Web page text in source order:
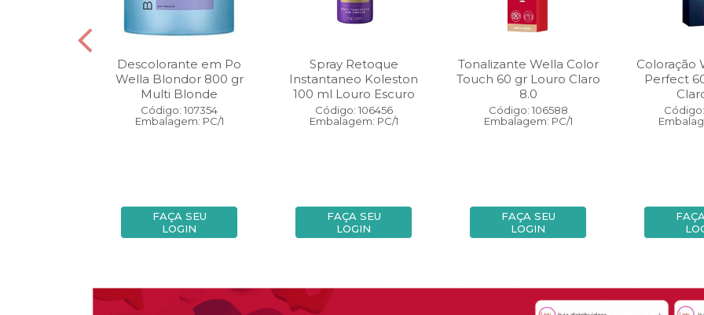
Descolorante em Po
Wella Blondor 800 gr
Multi Blonde
Código: 107354
Embalagem: PC/1
FAÇA SEU
LOGIN
Spray Retoque
Instantaneo Koleston
100 ml Louro Escuro
Código: 106456
Embalagem: PC/1
FAÇA SEU
LOGIN
Tonalizante Wella Color
Touch 60 gr Louro Claro
8.0
Código: 106588
Embalagem: PC/1
FAÇA SEU
LOGIN
Coloração
Perfect